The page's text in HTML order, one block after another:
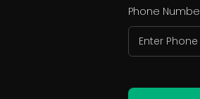
Phone